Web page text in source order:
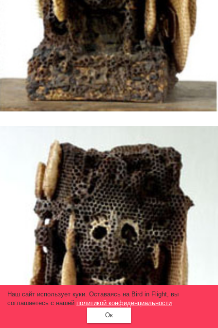
Наш сайт использует куки. Оставаясь на Bird in Flight, вы
соглашаетесь с нашей политикой конфиденциальности.
Ок